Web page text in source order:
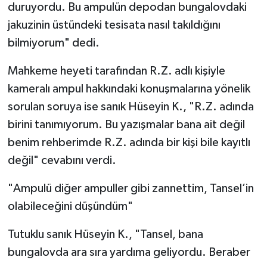
duruyordu. Bu ampulün depodan bungalovdaki
jakuzinin üstündeki tesisata nasıl takıldığını
bilmiyorum" dedi.
Mahkeme heyeti tarafından R.Z. adlı kişiyle
kameralı ampul hakkındaki konuşmalarına yönelik
sorulan soruya ise sanık Hüseyin K., "R.Z. adında
birini tanımıyorum. Bu yazışmalar bana ait değil
benim rehberimde R.Z. adında bir kişi bile kayıtlı
değil" cevabını verdi.
"Ampulü diğer ampuller gibi zannettim, Tansel’in
olabileceğini düşündüm"
Tutuklu sanık Hüseyin K., "Tansel, bana
bungalovda ara sıra yardıma geliyordu. Beraber